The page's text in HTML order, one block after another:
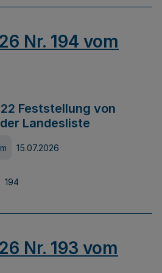
Nr. 194 vom
Feststellung von
Landesliste
15.07.2026
194
Nr. 193 vom